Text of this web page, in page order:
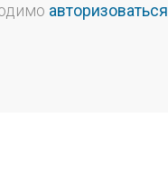
авторизоваться